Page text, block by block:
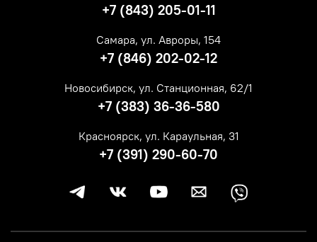
+7 (843) 205-01-11
Самара, ул. Авроры, 154
+7 (846) 202-02-12
Новосибирск, ул. Станционная, 62/1
+7 (383) 36-36-580
Красноярск, ул. Караульная, 31
+7 (391) 290-60-70